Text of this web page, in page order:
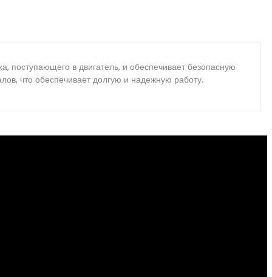
поступающего в двигатель, и обеспечивает безопасную
что обеспечивает долгую и надежную работу.